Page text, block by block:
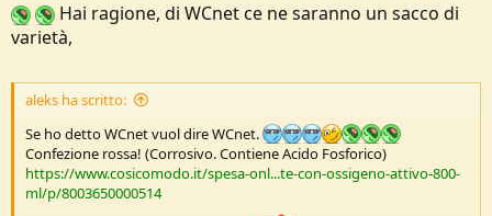
Hai ragione, di WCnet ce ne saranno un sacco di
varietà,
aleks ha scritto:
Se ho detto WCnet vuol dire WCnet.
Confezione rossa! (Corrosivo. Contiene Acido Fosforico)
https://www.cosicomodo.it/spesa-onl...te-con-ossigeno-attivo-800-
ml/p/8003650000514